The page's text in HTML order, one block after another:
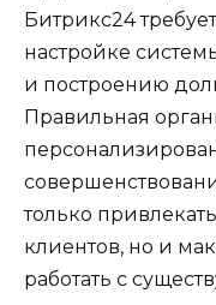
Битрикс24
настройке
и построению
Правильная
только
клиентов, но и
работать с